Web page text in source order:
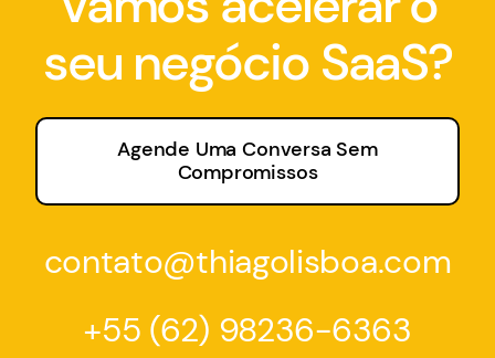
seu negócio SaaS?
Agende Uma Conversa Sem
Compromissos
contato@thiagolisboa.com
+55 (62) 98236-6363